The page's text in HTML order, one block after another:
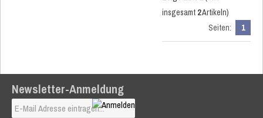
insgesamt 2Artikeln)
Seiten:
1
Newsletter-Anmeldung